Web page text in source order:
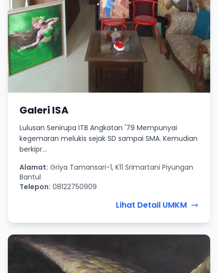
Galeri ISA
Lulusan Senirupa ITB Angkatan '79 Mempunyai
kegemaran melukis sejak SD sampai SMA. Kemudian
berkipr...
Alamat: Griya Tamansari-1, K11 Srimartani Piyungan
Bantul
Telepon: 08122750909
Lihat Detail UMKM